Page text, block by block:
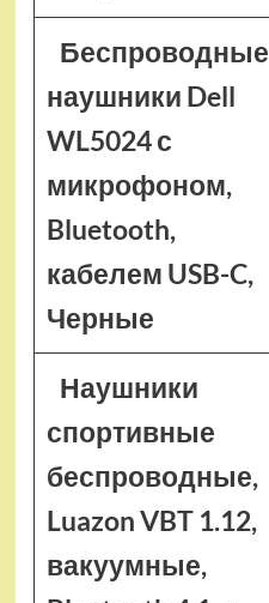
Беспроводные
наушники Dell
WL5024 с
микрофоном,
Bluetooth,
кабелем USB-C,
Черные
Наушники
спортивные
беспроводные,
Luazon VBT 1.12,
вакуумные,